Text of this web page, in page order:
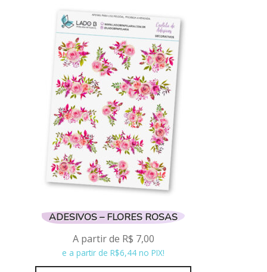
várias
variantes.
As
opções
podem
ser
escolhidas
na
página
do
produto
ADESIVOS – FLORES ROSAS
A partir de R$ 7,00
e a partir de R$6,44 no PIX!